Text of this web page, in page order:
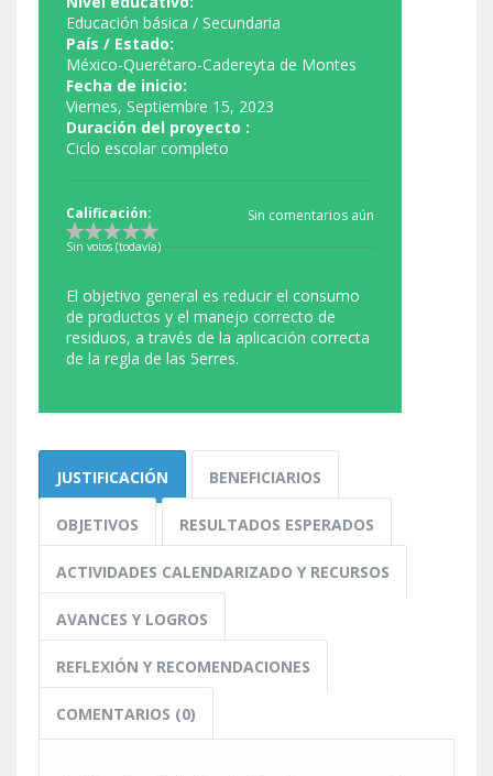
Educación básica / Secundaria
País / Estado:
México-Querétaro-Cadereyta de Montes
Fecha de inicio:
Viernes, Septiembre 15, 2023
Duración del proyecto :
Ciclo escolar completo
Calificación:
Sin votos (todavía)
Sin comentarios aún
El objetivo general es reducir el consumo
de productos y el manejo correcto de
residuos, a través de la aplicación correcta
de la regla de las 5erres.
JUSTIFICACIÓN BENEFICIARIOS
OBJETIVOS RESULTADOS ESPERADOS
ACTIVIDADES CALENDARIZADO Y RECURSOS
AVANCES Y LOGROS
REFLEXIÓN Y RECOMENDACIONES
COMENTARIOS (0)